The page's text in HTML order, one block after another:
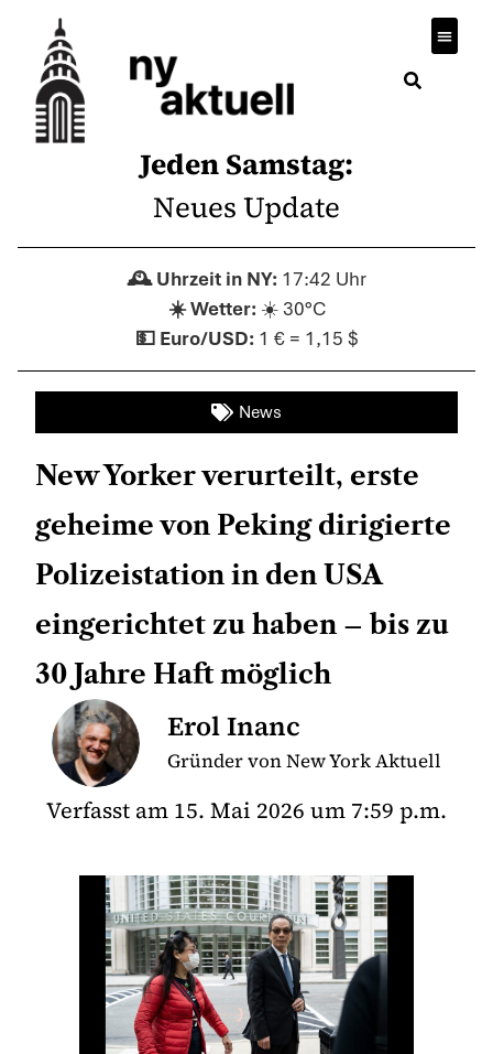
Jeden Samstag:
Neues Update
17:42 Uhr
☀️ 30°C
1 € = 1,15 $
News
New Yorker verurteilt, erste
geheime von Peking dirigierte
Polizeistation in den USA
eingerichtet zu haben – bis zu
30 Jahre Haft möglich
Erol Inanc
Gründer von New York Aktuell
Verfasst am 15. Mai 2026 um 7:59 p.m.